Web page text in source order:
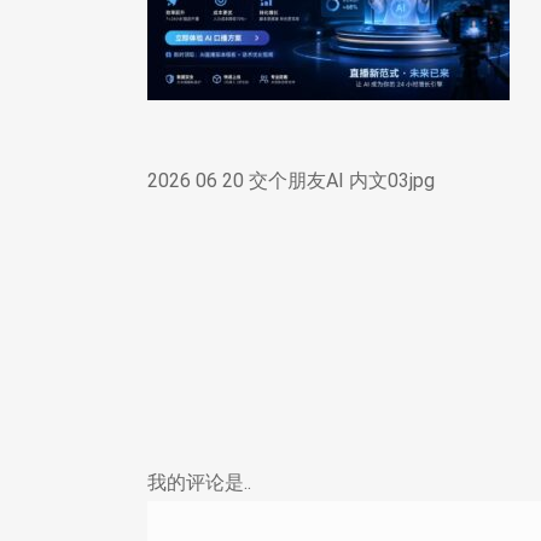
2026 06 20 交个朋友AI 内文03jpg
我的评论是..